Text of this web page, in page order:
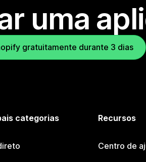
uma
gratuitamente durante 3 dias
categorias Recursos
Centro de